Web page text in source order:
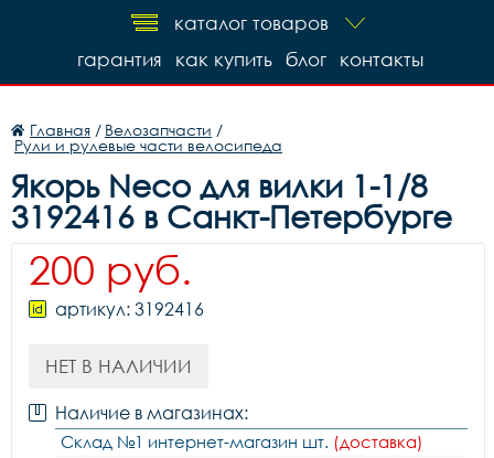
каталог товаров
контакты
блог
как купить
гарантия
Главная / Велозапчасти /
Рули и рулевые части велосипеда
Якорь Neco для вилки 1-1/8
3192416 в Санкт-Петербурге
200 руб.
артикул: 3192416
НЕТ В НАЛИЧИИ
Наличие в магазинах:
Склад №1 интернет-магазин шт. (доставка)